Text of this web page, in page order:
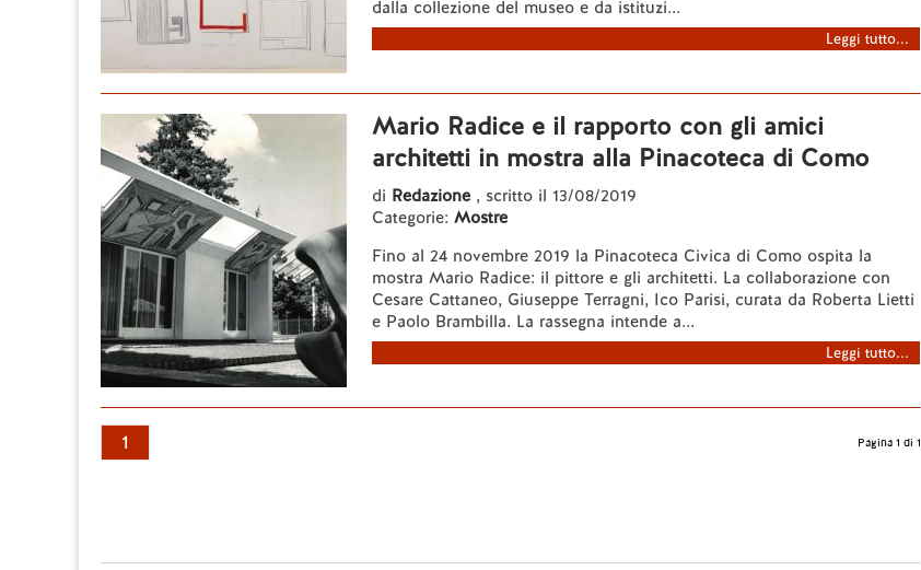
dalla collezione del museo e da istituzi...
Leggi tutto...
Mario Radice e il rapporto con gli amici
architetti in mostra alla Pinacoteca di Como
di Redazione , scritto il 13/08/2019
Categorie: Mostre
Fino al 24 novembre 2019 la Pinacoteca Civica di Como ospita la
mostra Mario Radice: il pittore e gli architetti. La collaborazione con
Cesare Cattaneo, Giuseppe Terragni, Ico Parisi, curata da Roberta Lietti
e Paolo Brambilla. La rassegna intende a...
Leggi tutto...
1 Pagina 1 di 1